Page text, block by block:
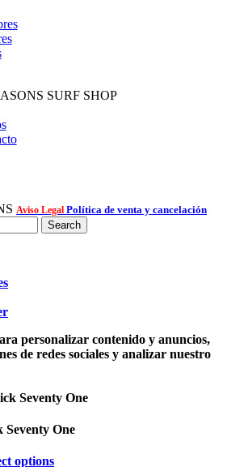
SURF SHOP
Aviso Legal Política de venta y cancelación
Search
personalizar contenido y anuncios,
de redes sociales y analizar nuestro
Seventy One
options